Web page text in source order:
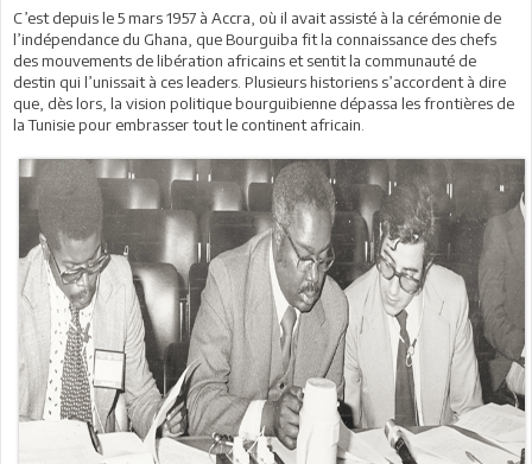
C’est depuis le 5 mars 1957 à Accra, où il avait assisté à la cérémonie de
l’indépendance du Ghana, que Bourguiba fit la connaissance des chefs
des mouvements de libération africains et sentit la communauté de
destin qui l’unissait à ces leaders. Plusieurs historiens s’accordent à dire
que, dès lors, la vision politique bourguibienne dépassa les frontières de
la Tunisie pour embrasser tout le continent africain.